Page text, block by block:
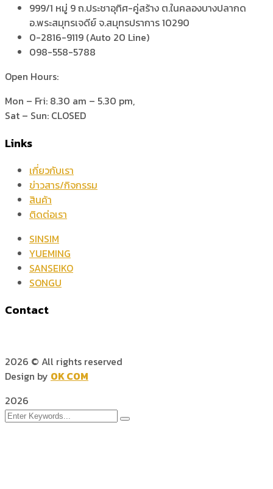
999/1 หมู่ 9 ถ.ประชาอุทิศ-คู่สร้าง ต.ในคลองบางปลากด
อ.พระสมุทรเจดีย์ จ.สมุทรปราการ 10290
0-2816-9119 (Auto 20 Line)
098-558-5788
Open Hours:
Mon – Fri: 8.30 am – 5.30 pm,
Sat – Sun: CLOSED
Links
เกี่ยวกับเรา
ข่าวสาร/กิจกรรม
สินค้า
ติดต่อเรา
SINSIM
YUEMING
SANSEIKO
SONGU
Contact
2026 © All rights reserved
Design by OK COM
2026